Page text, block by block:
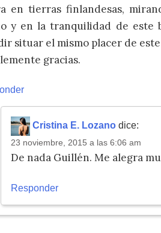
en tierras finlandesas,
y en la tranquilidad de este
situar el mismo placer de
gracias.
Cristina E. Lozano dice:
23 noviembre, 2015 a las 6:06 am
De nada Guillén. Me alegra
Responder